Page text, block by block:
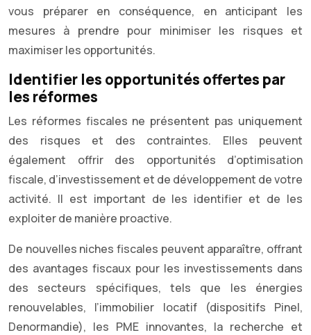
vous préparer en conséquence, en anticipant les
mesures à prendre pour minimiser les risques et
maximiser les opportunités.
Identifier les opportunités offertes par
les réformes
Les réformes fiscales ne présentent pas uniquement
des risques et des contraintes. Elles peuvent
également offrir des opportunités d’optimisation
fiscale, d’investissement et de développement de votre
activité. Il est important de les identifier et de les
exploiter de manière proactive.
De nouvelles niches fiscales peuvent apparaître, offrant
des avantages fiscaux pour les investissements dans
des secteurs spécifiques, tels que les énergies
renouvelables, l’immobilier locatif (dispositifs Pinel,
Denormandie), les PME innovantes, la recherche et